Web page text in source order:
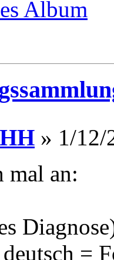
Album
» 1/12/
mal an:
=